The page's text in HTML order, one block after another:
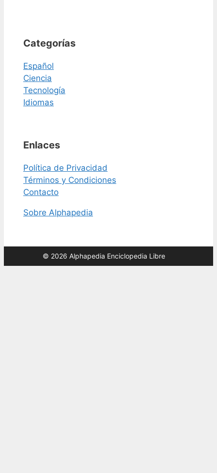
Categorías
Español
Ciencia
Tecnología
Idiomas
Enlaces
Política de Privacidad
Términos y Condiciones
Contacto
Sobre Alphapedia